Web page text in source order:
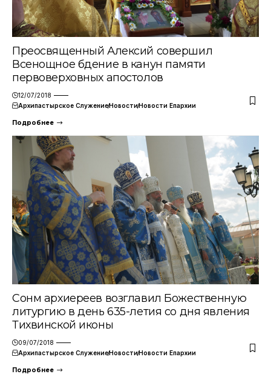
Преосвященный Алексий совершил
Всенощное бдение в канун памяти
первоверховных апостолов
12/07/2018
Архипастырское СлужениеНовостиНовости Епархии
Подробнее
Сонм архиереев возглавил Божественную
литургию в день 635-летия со дня явления
Тихвинской иконы
09/07/2018
Архипастырское СлужениеНовостиНовости Епархии
Подробнее